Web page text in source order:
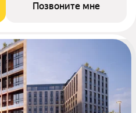
Позвоните мне